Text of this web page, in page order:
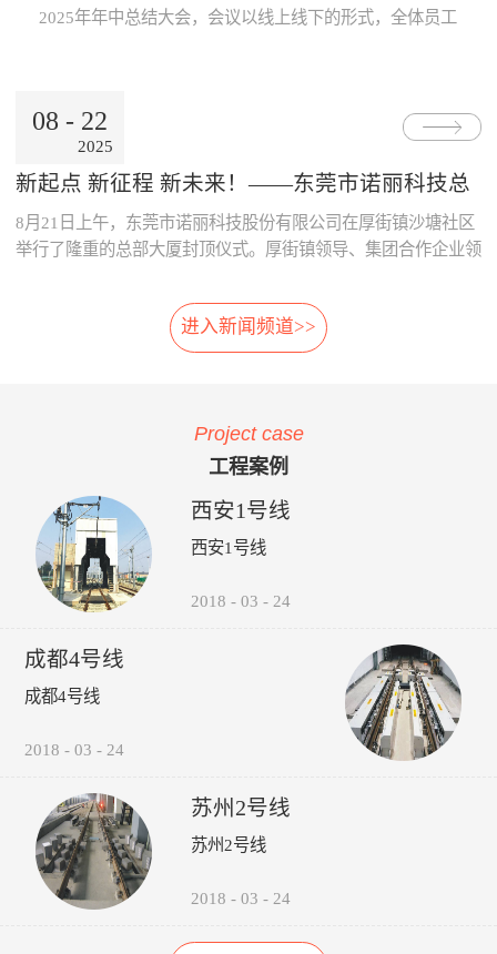
片；· 系统采用了主要部件做
法，根据故障模式进行恢复控
数据的及时、准确传递与分
本的明细，分析重要设备整个
采购决策、控制维修成本提供
了依据，减少企业不必要的浪
费。· 优化资源的配置：系统
提供的资源冲突检测预警功
化，合理的优化了人、财、物
资源。 项目案例与客户反
艺文件的执行力度，通过全貌
化、公开化、信息化系统自动
评价、月报分析，加强了员工
的检修责任心以来，其车辆检
修的运营故障（正线故障）呈
下降趋势（↓14%），而自检
（↑35%），效果如下图所
间长了，车辆多了，管理就跟
不上了，人员变动，对维修维
护工作影响很大，而诺丽科技
的车辆检修管理系统全面解决
了我们以往工作中的所有难
了，管理更规范标准了，我们
上了一个新台阶了。” ——重
修管理人员
Internet公用网络，也可使用地
4、用户终端· 移动用户终端
· 固定用户终端 系统功能： 当
电动列车在线运行时，系统应
能对受电弓与电网之间由于离
线、硬点产生拉弧的现象、受
电弓中心线偏移量、受电弓弓
的运行参数进行检测。并具有
对检测出的超标数据进行自动
主要功能如下：当电动列车在
线运行时，系统对弓网运行情
况实时监测，对受电弓拉弧、
受电弓弓头异常、羊角变形、
碳滑板磨耗、受电弓硬点冲
击、弓网温度、接触网磨耗、
接触网几何参数进行检测，对
接触网的悬挂部件异常状态进
行智能识别。并具有对检测出
数据和图像进行无线传输、记
录、分析、判断、评价功能。
线激光专利技术，模块化设
运营期，进行加装，安装于正
搭建专用检测棚等配套设
施。 3、免维护:核心元件
选用进口件，整体设计安装简
便，远程监控，软件具备自动
需人工分析，系统自动出具智
能分析结果，提供检修月报，
析、轨道异常分析等。 5、
自动方案:根据月报分析结
果，系统自动出具维修方案建
议，包括:厂家选型建议、轮
时机建议轨道打磨建议、轮对
润滑建议。 6、图形化:所
验证，可通过轮录像及照片，
自动采集、分析、计算、传输
通信功能，探测站实现无人值
守。2、自动检测通过车辆的
轮对踏面擦伤深度与面积、轮
缘厚度、轮缘高度、QR值、
2025年年中总结大会，会议以线上线下的形式，全体员工
东率先作《诺丽科技2025年上半年工作总结及下半年工作
计划》报告，从多维度系统梳理上半年成果...
08 - 22
2025
新起点 新征程 新未来！——东莞市诺丽科技总
部大厦喜封金顶，开启发展新篇章
8月21日上午，东莞市诺丽科技股份有限公司在厚街镇沙塘社区
举行了隆重的总部大厦封顶仪式。厚街镇领导、集团合作企业领
起，气氛热烈喜庆，董事长朱晓东为舞狮点睛，为整个活动增添
了浓郁的传统韵味和欢快氛围。 随后，公司领导与嘉宾们一
进入新闻频道>>
Project case
工程案例
西安1号线
西安1号线
2018 - 03 - 24
成都4号线
成都4号线
2018 - 03 - 24
苏州2号线
苏州2号线
2018 - 03 - 24